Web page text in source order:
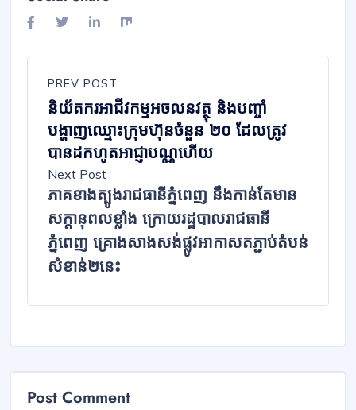
PREV POST
និយ័តករអាជីវកម្មអចលនវត្ថុ និងបញ្ចាំ
បង្ហាញឈ្មោះក្រុមហ៊ុនចំនួន ២០ ដែលត្រូវ
បានដកហូតអាជ្ញាបណ្ណហើយ
Next Post
ភាគខាងត្បូងរាជធានីភ្នំពេញ នឹងកាន់តែមាន
សក្តានុពលខ្លាំង ក្រោយរដ្ឋបាលរាជធានី
ភ្នំពេញ គ្រោងសាងសង់ផ្លូវអាកាសតភ្ជាប់តំបន់
សំខាន់២នេះ
Post Comment